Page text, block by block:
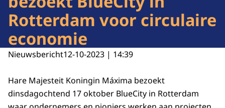
Rotterdam voor circulaire
economie
Nieuwsbericht12-10-2023 | 14:39
Hare Majesteit Koningin Máxima bezoekt
dinsdagochtend 17 oktober BlueCity in Rotterdam